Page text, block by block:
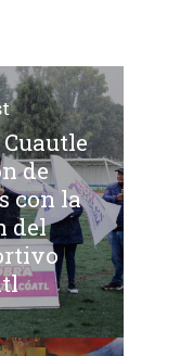
de
con la
del